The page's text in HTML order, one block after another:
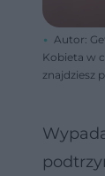
Autor:
Kobieta w
znajdziesz